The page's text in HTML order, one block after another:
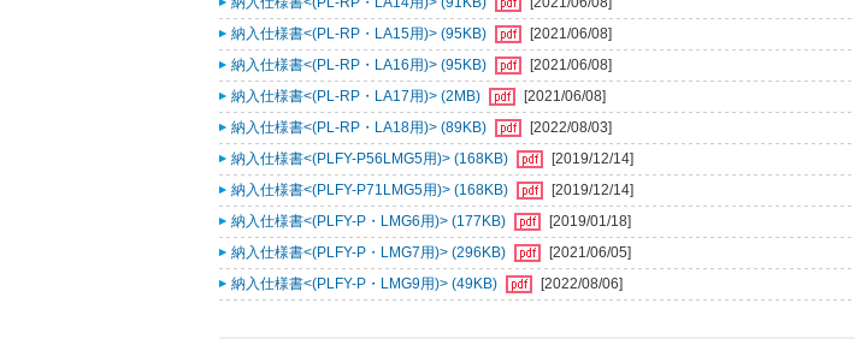
納入仕様書<(PL-RP・LA15用)> (95KB)
[2021/06/08]
納入仕様書<(PL-RP・LA16用)> (95KB)
[2021/06/08]
納入仕様書<(PL-RP・LA17用)> (2MB)
[2021/06/08]
納入仕様書<(PL-RP・LA18用)> (89KB)
[2022/08/03]
納入仕様書<(PLFY-P56LMG5用)> (168KB)
[2019/12/14]
納入仕様書<(PLFY-P71LMG5用)> (168KB)
[2019/12/14]
納入仕様書<(PLFY-P・LMG6用)> (177KB)
[2019/01/18]
納入仕様書<(PLFY-P・LMG7用)> (296KB)
[2021/06/05]
納入仕様書<(PLFY-P・LMG9用)> (49KB)
[2022/08/06]